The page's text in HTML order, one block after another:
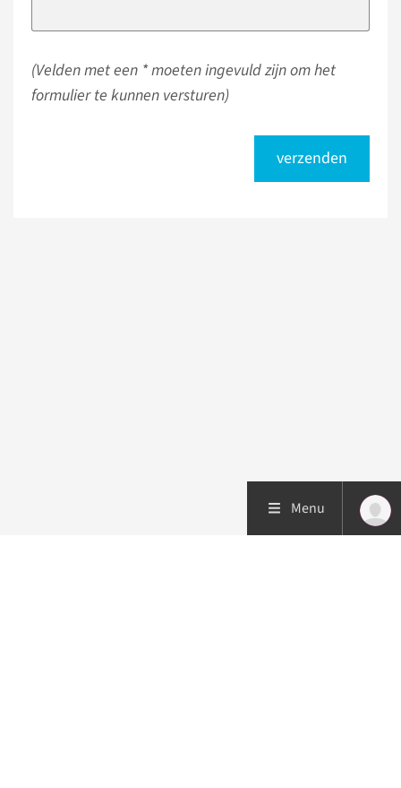
(Velden met een * moeten ingevuld zijn om het
formulier te kunnen versturen)
verzenden
Menu